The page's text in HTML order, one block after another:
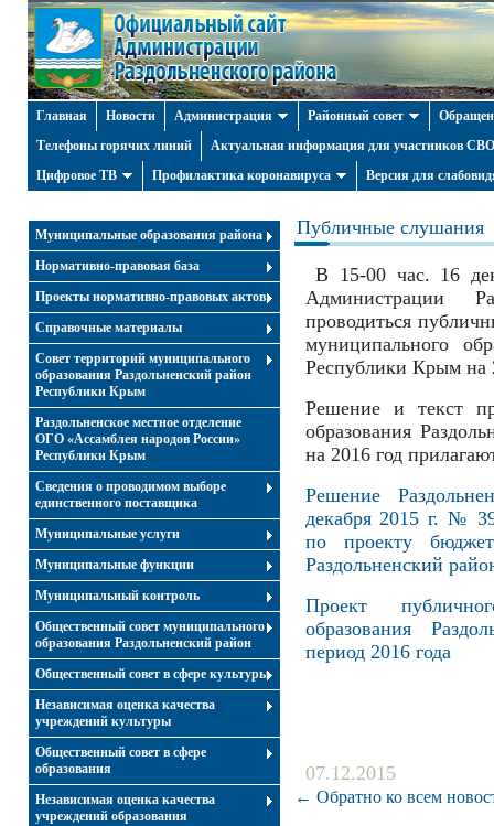
Главная Новости Администрация Районный совет
Телефоны горячих линий
Актуальная информация для участников СВО
Цифровое ТВ
Профилактика коронавируса Версия для
Муниципальные образования района
Нормативно-правовая база
Проекты нормативно-правовых актов
Справочные материалы
Совет территорий муниципального
образования Раздольненский район
Республики Крым
Раздольненское местное отделение
ОГО «Ассамблея народов России»
Республики Крым
Cведения о проводимом выборе
единственного поставщика
Муниципальные услуги
Муниципальные функции
Муниципальный контроль
Общественный совет муниципального
образования Раздольненский район
Общественный совет в сфере культуры
Независимая оценка качества
учреждений культуры
Общественный совет в сфере
образования
Независимая оценка качества
учреждений образования
Публичные слушания
В 15-00 час. 16
Администрации
проводиться
муниципального
Республики Крым на
Решение и текст
образования
на 2016 год
Решение
декабря 2015 г. №
по проекту
Раздольненский
Проект
образования
период 2016 года
07.12.2015
← Обратно ко всем